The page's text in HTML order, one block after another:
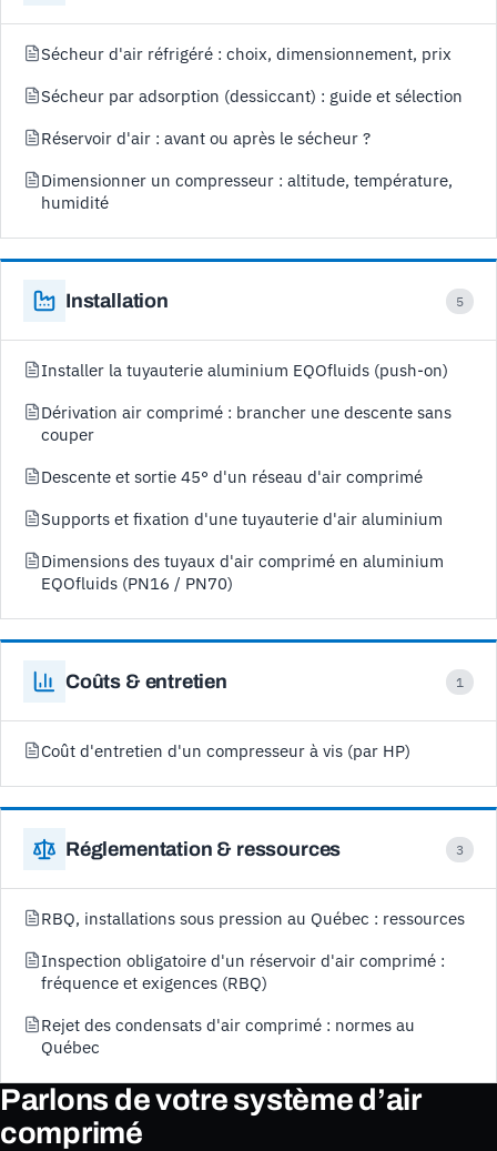
Sécheur d'air réfrigéré : choix, dimensionnement, prix
Sécheur par adsorption (dessiccant) : guide et sélection
Réservoir d'air : avant ou après le sécheur ?
Dimensionner un compresseur : altitude, température,
humidité
Installation 5
Installer la tuyauterie aluminium EQOfluids (push-on)
Dérivation air comprimé : brancher une descente sans
couper
Descente et sortie 45° d'un réseau d'air comprimé
Supports et fixation d'une tuyauterie d'air aluminium
Dimensions des tuyaux d'air comprimé en aluminium
EQOfluids (PN16 / PN70)
Coûts & entretien 1
Coût d'entretien d'un compresseur à vis (par HP)
Réglementation & ressources 3
RBQ, installations sous pression au Québec : ressources
Inspection obligatoire d'un réservoir d'air comprimé :
fréquence et exigences (RBQ)
Rejet des condensats d'air comprimé : normes au
Québec
Parlons de votre système d’air
comprimé